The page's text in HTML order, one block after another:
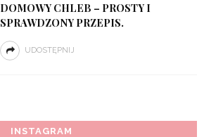
DOMOWY CHLEB – PROSTY I
SPRAWDZONY PRZEPIS.
UDOSTĘPNIJ
INSTAGRAM